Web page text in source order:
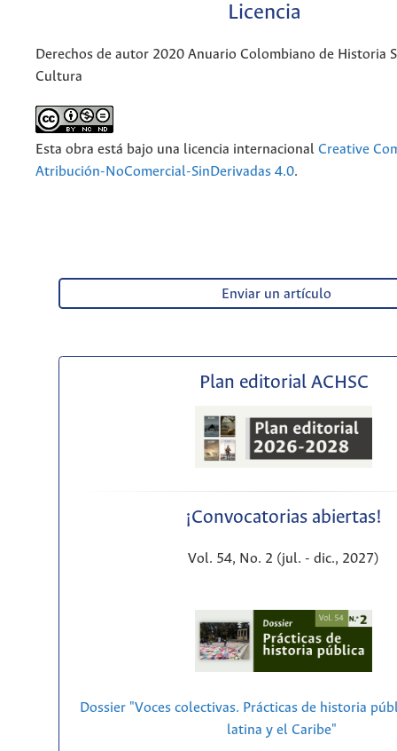
Licencia
Derechos de autor 2020 Anuario Colombiano de Historia
Cultura
Esta obra está bajo una licencia internacional Creative
Atribución-NoComercial-SinDerivadas 4.0.
Enviar un artículo
Plan editorial ACHSC
¡Convocatorias abiertas!
Vol. 54, No. 2 (jul. - dic., 2027)
Dossier "Voces colectivas. Prácticas de historia
latina y el Caribe"